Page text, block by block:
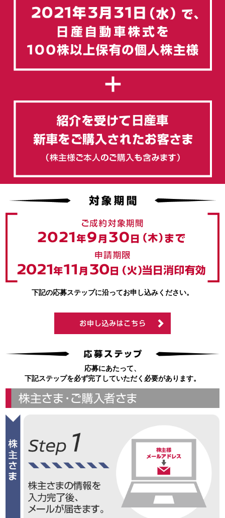
下記の応募ステップに沿ってお申し込みください。
応募にあたって、
下記ステップを必ず完了していただく必要があります。